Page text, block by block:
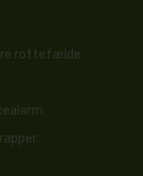
rottefælde